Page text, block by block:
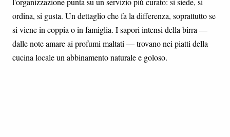
ordina, si gusta. Un dettaglio che fa la differenza, soprattutto se
si viene in coppia o in famiglia. I sapori intensi della birra —
dalle note amare ai profumi maltati — trovano nei piatti della
cucina locale un abbinamento naturale e goloso.